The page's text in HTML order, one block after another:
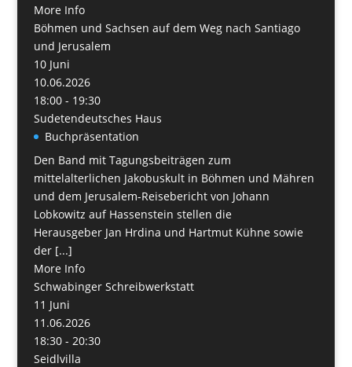
More Info
Böhmen und Sachsen auf dem Weg nach San­tiago
und Jerusalem
10 Juni
10.06.2026
18:00 - 19:30
Sudetendeutsches Haus
Buchpräsentation
Den Band mit Tagungsbeiträgen zum
mittelalterlichen Jakobuskult in Böhmen und Mähren
und dem Jerusalem-Reisebericht von Johann
Lobkowitz auf Hassenstein stellen die
Herausgeber Jan Hrdina und Hartmut Kühne sowie
der [...]
More Info
Schwabinger Schreibwerkstatt
11 Juni
11.06.2026
18:30 - 20:30
Seidlvilla